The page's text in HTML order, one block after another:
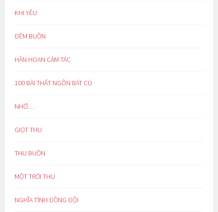
KHI YÊU
ĐÊM BUỒN
HÂN HOAN CẢM TÁC
100 BÀI THẤT NGÔN BÁT CÚ
NHỚ…
GIỌT THU
THU BUỒN
MỘT TRỜI THU
NGHĨA TÌNH ĐỒNG ĐỘI